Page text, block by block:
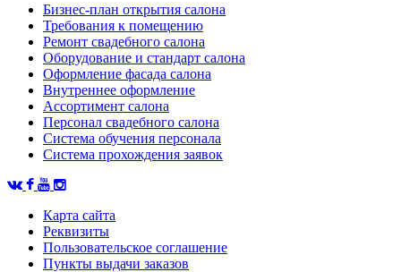
Бизнес-план открытия салона
Требования к помещению
Ремонт свадебного салона
Оборудование и стандарт салона
Оформление фасада салона
Внутреннее оформление
Ассортимент салона
Персонал свадебного салона
Система обучения персонала
Система прохождения заявок
Карта сайта
Реквизиты
Пользовательское соглашение
Пункты выдачи заказов